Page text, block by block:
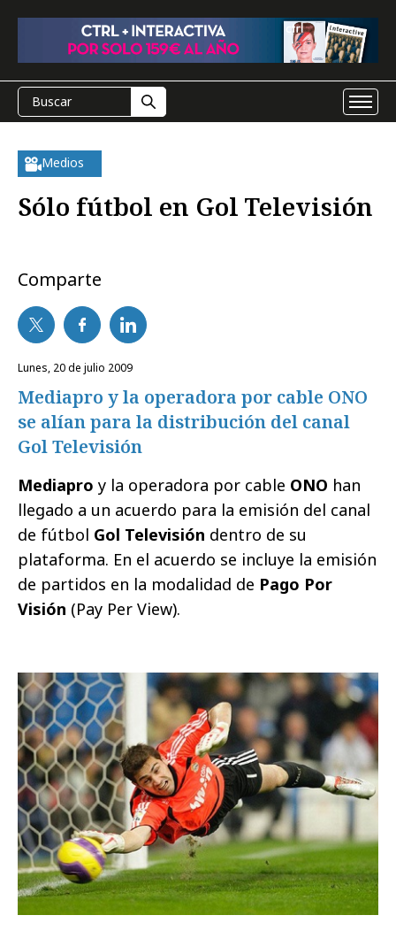
Medios
Sólo fútbol en Gol Televisión
Comparte
lunes, 20 de julio 2009
Mediapro y la operadora por cable ONO
se alían para la distribución del canal
Gol Televisión
Mediapro y la operadora por cable ONO han
llegado a un acuerdo para la emisión del canal
de fútbol Gol Televisión dentro de su
plataforma. En el acuerdo se incluye la emisión
de partidos en la modalidad de Pago Por
Visión (Pay Per View).